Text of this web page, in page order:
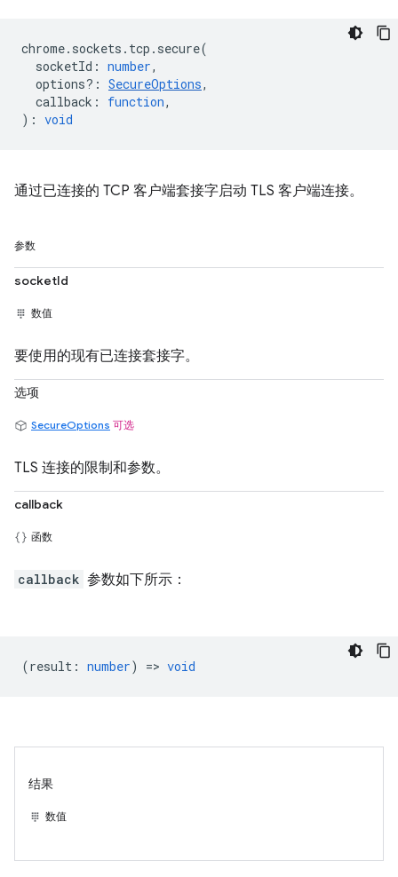
chrome. sockets . tcp . secure(
socketId : number,
options? : SecureOptions,
callback : function,
) : void
通过已连接的 TCP 客户端套接字启动 TLS 客户端连接。
参数
socketId
数值
要使用的现有已连接套接字。
选项
SecureOptions 可选
TLS 连接的限制和参数。
callback
函数
callback 参数如下所示：
(result : number) => void
结果
数值